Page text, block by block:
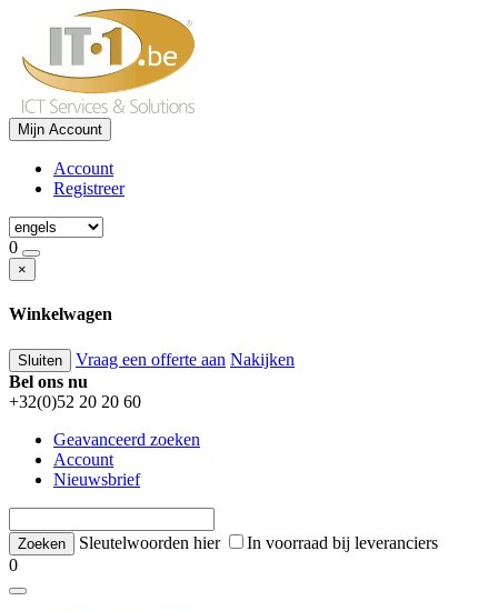
Mijn Account
Account
Registreer
0
×
Winkelwagen
Sluiten Vraag een offerte aan Nakijken
Bel ons nu
+32(0)52 20 20 60
Geavanceerd zoeken
Account
Nieuwsbrief
Sleutelwoorden hier
In voorraad bij leveranciers
0